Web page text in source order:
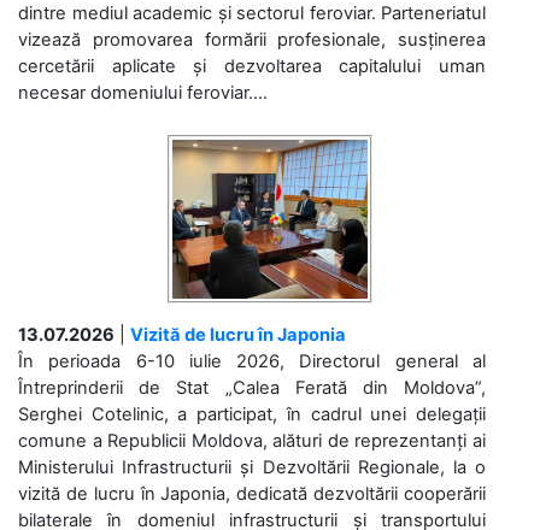
dintre mediul academic și sectorul feroviar. Parteneriatul
vizează promovarea formării profesionale, susținerea
cercetării aplicate și dezvoltarea capitalului uman
necesar domeniului feroviar....
13.07.2026
Vizită de lucru în Japonia
În perioada 6-10 iulie 2026, Directorul general al
Întreprinderii de Stat „Calea Ferată din Moldova”,
Serghei Cotelinic, a participat, în cadrul unei delegații
comune a Republicii Moldova, alături de reprezentanți ai
Ministerului Infrastructurii și Dezvoltării Regionale, la o
vizită de lucru în Japonia, dedicată dezvoltării cooperării
bilaterale în domeniul infrastructurii și transportului